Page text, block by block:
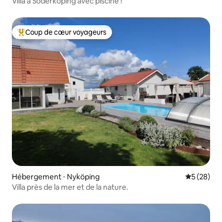
Coups de cœur voyageurs les plus appréciés
Coup de cœur voyageurs
Hébergement ⋅ Nyköping
5 (28)
Villa près de la mer et de la nature.